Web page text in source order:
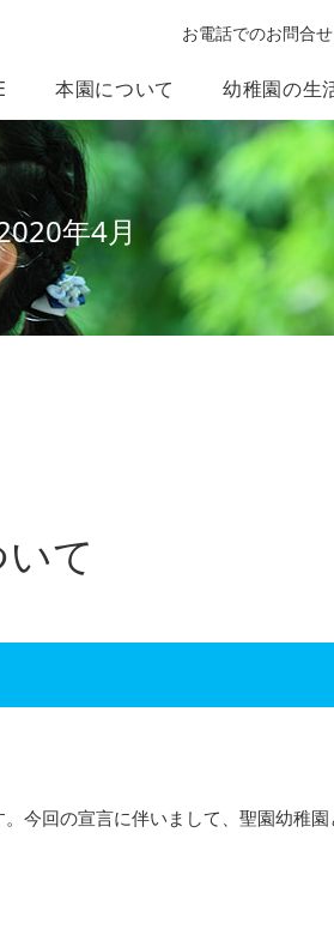
年4月
て
今回の宣言に伴いまして、聖園幼稚園
お電話でのお問合せ
本園について 幼稚園の生